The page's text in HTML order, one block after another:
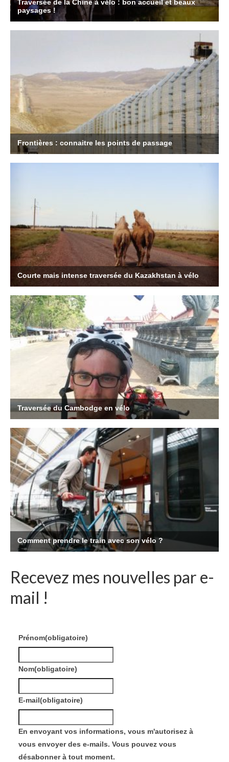
Recevez mes nouvelles par e-
mail !
Prénom(obligatoire)
Nom(obligatoire)
E-mail(obligatoire)
En envoyant vos informations, vous m'autorisez à
vous envoyer des e-mails. Vous pouvez vous
désabonner à tout moment.